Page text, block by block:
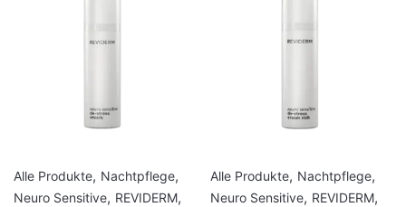
Alle Produkte, Nachtpflege,
Neuro Sensitive, REVIDERM,
Alle Produkte, Nachtpflege,
Neuro Sensitive, REVIDERM,